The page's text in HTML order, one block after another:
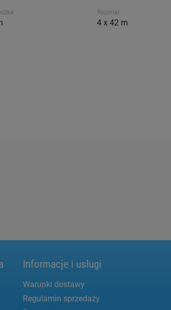
Rozmiar
4 x 42 m
Informacje i usługi
Warunki dostawy
Regulamin sprzedaży